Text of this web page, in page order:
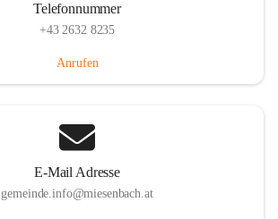
Telefonnummer
+43 2632 8235
Anrufen
E-Mail Adresse
gemeinde.info@miesenbach.at